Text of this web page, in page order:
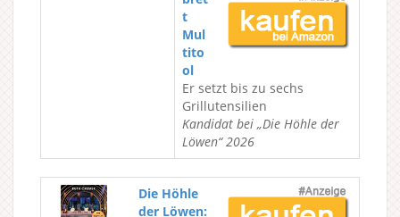
t
Mul
tito
ol
Er setzt bis zu sechs
Grillutensilien
Kandidat bei „Die Höhle der
Löwen“ 2026
Die Höhle
der Löwen: